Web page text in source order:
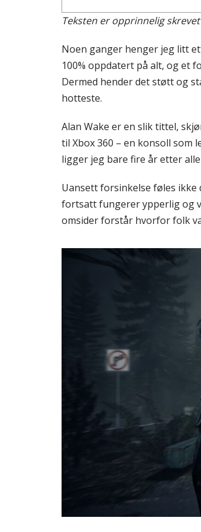
Teksten er opprinnelig
Noen ganger henger jeg litt
100% oppdatert på alt, og et
Dermed hender det støtt og
hotteste.
Alan Wake er en slik tittel,
til Xbox 360 – en konsoll som
ligger jeg bare fire år etter
Uansett forsinkelse føles
fortsatt fungerer ypperlig og
omsider forstår hvorfor folk